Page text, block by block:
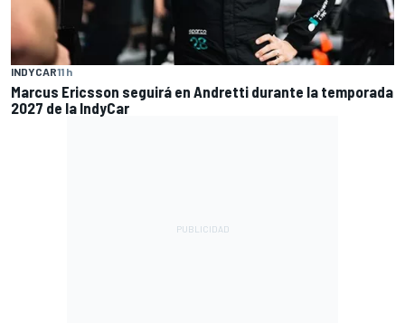
INDYCAR11 h
Marcus Ericsson seguirá en Andretti durante la temporada
2027 de la IndyCar